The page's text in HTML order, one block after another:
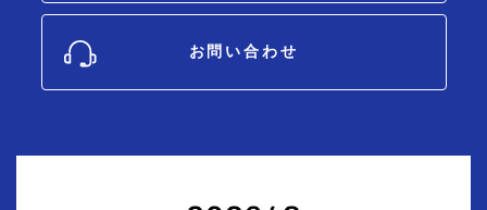
お問い合わせ